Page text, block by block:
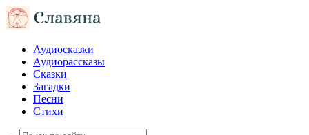
Аудиосказки
Аудиорассказы
Сказки
Загадки
Песни
Стихи